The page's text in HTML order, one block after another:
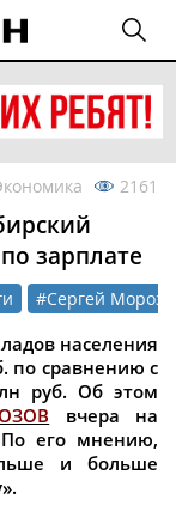
2161
зарплате
#Сергей
населения
по сравнению с
руб. Об этом
вчера на
По его мнению,
и больше